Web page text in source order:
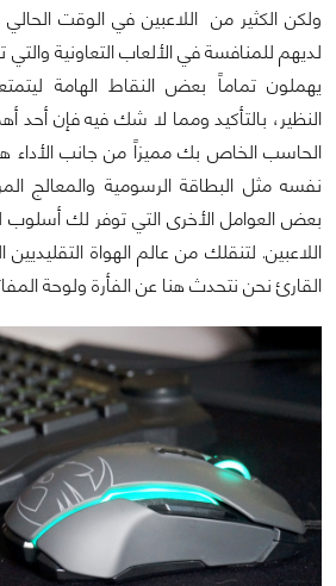
ولكن الكثير من اللاعبين في الوقت
لديهم للمنافسة في الألعاب التعاونية
يهملون تماماً بعض النقاط الهامة
النظير، بالتأكيد ومما لا شك فيه فإن أحد
الحاسب الخاص بك مميزاً من جانب الأداء
نفسه مثل البطاقة الرسومية والمعالج
بعض العوامل الأخرى التي توفر لك
اللاعبين. لتنقلك من عالم الهواة
القارئ نحن نتحدث هنا عن الفأرة ولوحة